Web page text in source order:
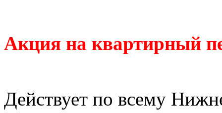
Акция на квартирный
Действует по всему